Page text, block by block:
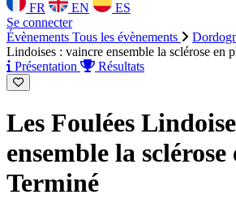
FR EN
ES
Se connecter
Évènements Tous les évènements
Lindoises : vaincre ensemble la sclérose en
Présentation
Résultats
Les Foulées
ensemble la
Terminé